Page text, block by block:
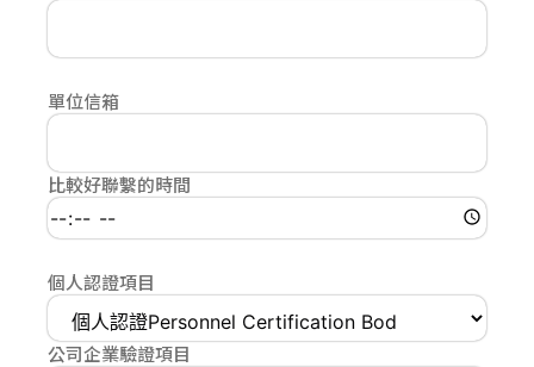
單位信箱
比較好聯繫的時間
個人認證項目
公司企業驗證項目